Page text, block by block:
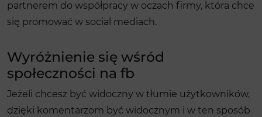
partnerem do współpracy w oczach firmy, która chce
się promować w social mediach.
Wyróżnienie się wśród
społeczności na fb
Jeżeli chcesz być widoczny w tłumie użytkowników,
dzięki komentarzom być widocznym i w ten sposób